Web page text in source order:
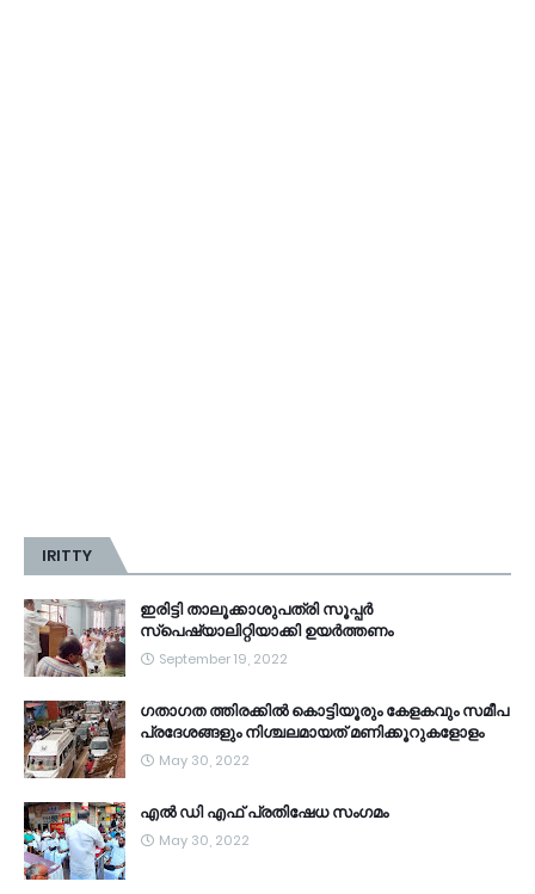
IRITTY
ഇരിട്ടി താലൂക്കാശുപത്രി സൂപ്പർ
സ്‌പെഷ്യാലിറ്റിയാക്കി ഉയർത്തണം
September 19, 2022
ഗതാഗത ത്തിരക്കിൽ കൊട്ടിയൂരും കേളകവും സമീപ
പ്രദേശങ്ങളും നിശ്ചലമായത് മണിക്കൂറുകളോളം
May 30, 2022
എൽ ഡി എഫ് പ്രതിഷേധ സംഗമം
May 30, 2022